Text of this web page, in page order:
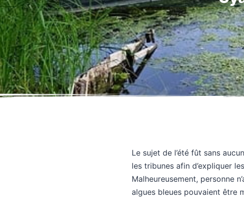
Le sujet de l’été fût sans
les tribunes afin d’expliquer
Malheureusement, personne
algues bleues pouvaient être